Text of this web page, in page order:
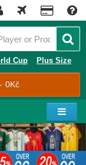
Cup Plus Size
0Kč
x